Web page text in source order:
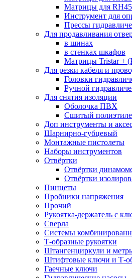
Матрицы для
Инструмент для
Прессы
Для продавливания
в шинах
в стенках шкафов
Матрицы Tristar +
Для резки кабеля и
Головки
Ручной
Для снятия изоляции
Оболочка ПВХ
Сшитый
Доп инструменты и
Шарнирно-губцевый
Монтажные пистолеты
Наборы инструментов
Отвёртки
Отвёртки
Отвёртки
Пинцеты
Пробники напряжения
Прочий
Рукоятка-держатель с
Сверла
Системы
Т-образные рукоятки
Штангенциркули и
Штифтовые ключи и Т-
Гаечные ключи